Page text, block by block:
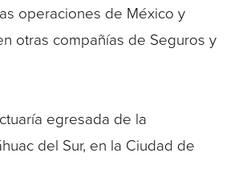
operaciones de México y
otras compañías de Seguros y
egresada de la
del Sur, en la Ciudad de